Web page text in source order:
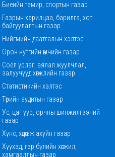
Биеийн тамир, спортын газар
Газрын харилцаа, барилга, хот
байгуулалтын газар
Нийгмийн даатгалын хэлтэс
Орон нутгийн өмчийн газар
Соёл урлаг, аялал жуулчлал,
залуучууд хөгжлийн газар
Статистикийн хэлтэс
Төрийн аудитын газар
Ус, цаг уур, орчны шинжилгээний
газар
Хүнс, хөдөө аж ахуйн газар
Хүүхэд, гэр бүлийн хөгжил,
хамгааллын газар